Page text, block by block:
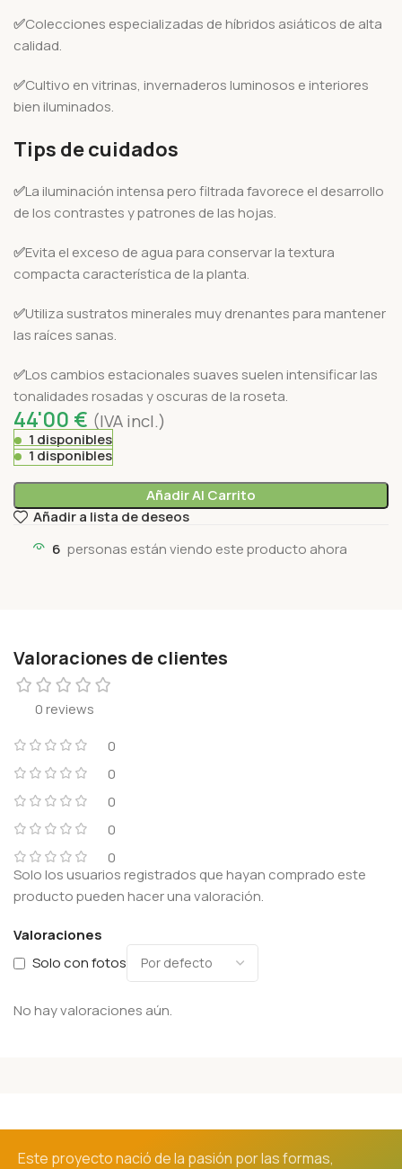
✅Colecciones especializadas de híbridos asiáticos de alta
calidad.
✅Cultivo en vitrinas, invernaderos luminosos e interiores
bien iluminados.
Tips de cuidados
✅La iluminación intensa pero filtrada favorece el desarrollo
de los contrastes y patrones de las hojas.
✅Evita el exceso de agua para conservar la textura
compacta característica de la planta.
✅Utiliza sustratos minerales muy drenantes para mantener
las raíces sanas.
✅Los cambios estacionales suaves suelen intensificar las
tonalidades rosadas y oscuras de la roseta.
44'00 € (IVA incl.)
1 disponibles
1 disponibles
Añadir Al Carrito
Añadir a lista de deseos
6 personas están viendo este producto ahora
Valoraciones de clientes
0 reviews
0
0
0
0
0
Valoraciones
Solo con fotos
No hay valoraciones aún.
Solo los usuarios registrados que hayan comprado este
producto pueden hacer una valoración.
Este proyecto nació de la pasión por las formas,